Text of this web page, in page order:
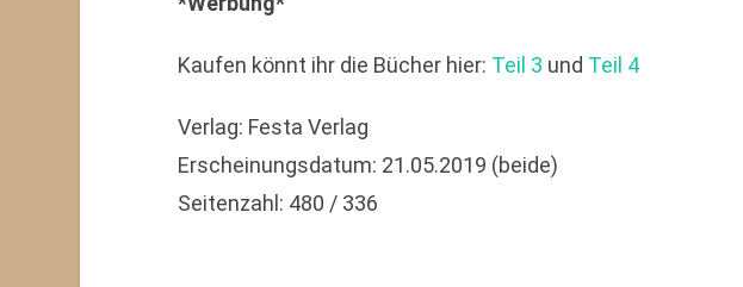
Kaufen könnt ihr die Bücher hier: Teil 3 und Teil 4
Verlag: Festa Verlag
Erscheinungsdatum: 21.05.2019 (beide)
Seitenzahl: 480 / 336